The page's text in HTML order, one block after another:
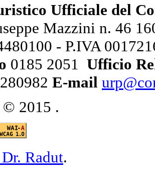
Ufficiale del
Mazzini n. 46
- P.IVA
0185 2051 Ufficio
E-mail
2015 .
Radut.